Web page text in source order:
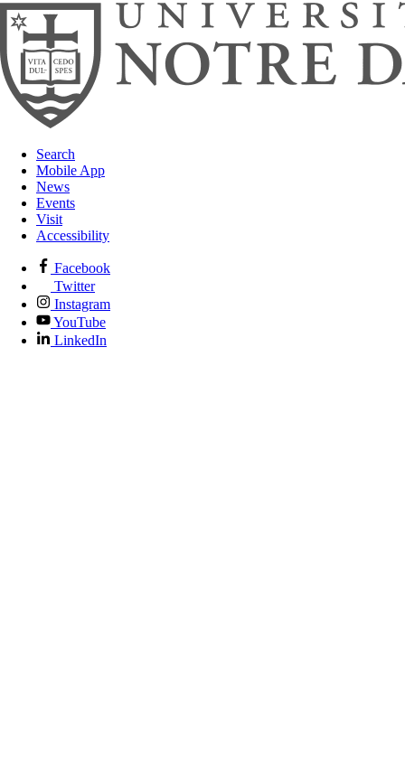
Search
Mobile App
News
Events
Visit
Accessibility
Facebook
Twitter
Instagram
YouTube
LinkedIn